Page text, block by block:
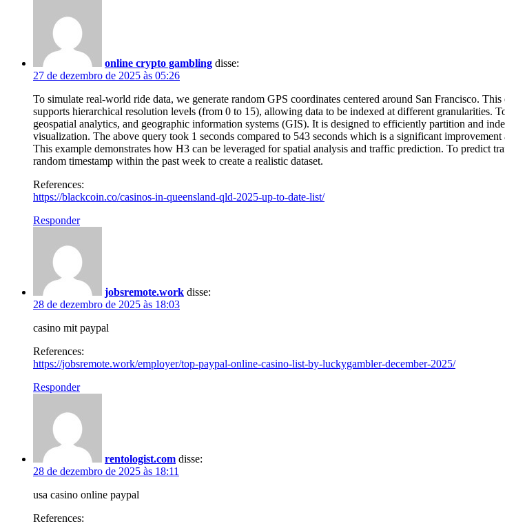
online crypto gambling disse:
27 de dezembro de 2025 às 05:26
To simulate real-world ride data, we generate random GPS coordinates centered around San Francisco.
supports hierarchical resolution levels (from 0 to 15), allowing data to be indexed at different
geospatial analytics, and geographic information systems (GIS). It is designed to efficiently partition and
visualization. The above query took 1 seconds compared to 543 seconds which is a significant
This example demonstrates how H3 can be leveraged for spatial analysis and traffic prediction. To predict
random timestamp within the past week to create a realistic dataset.
References:
https://blackcoin.co/casinos-in-queensland-qld-2025-up-to-date-list/
Responder
jobsremote.work disse:
28 de dezembro de 2025 às 18:03
casino mit paypal
References:
https://jobsremote.work/employer/top-paypal-online-casino-list-by-luckygambler-december-2025/
Responder
rentologist.com disse:
28 de dezembro de 2025 às 18:11
usa casino online paypal
References: